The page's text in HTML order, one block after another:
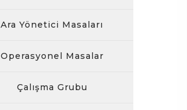
Ara Yönetici Masaları
Operasyonel Masalar
Çalışma Grubu